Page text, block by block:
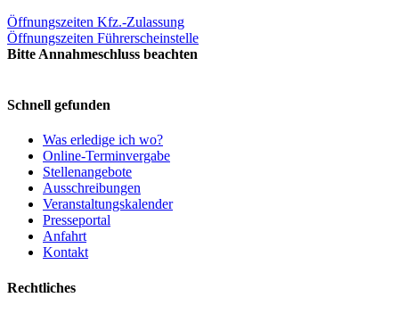
Öffnungszeiten Kfz.-Zulassung
Öffnungszeiten Führerscheinstelle
Bitte Annahmeschluss beachten
Schnell gefunden
Was erledige ich wo?
Online-Terminvergabe
Stellenangebote
Ausschreibungen
Veranstaltungskalender
Presseportal
Anfahrt
Kontakt
Rechtliches